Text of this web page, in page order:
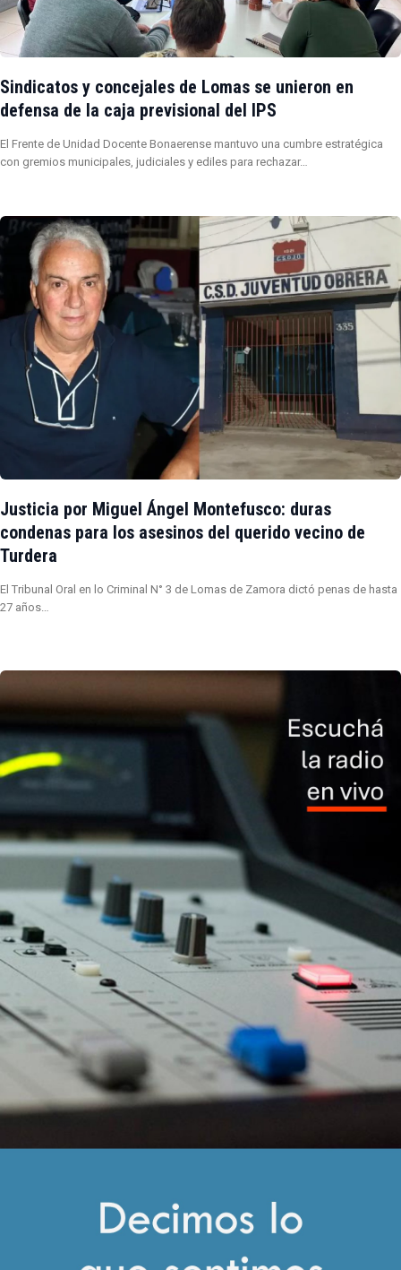
Sindicatos y concejales de Lomas se unieron en
defensa de la caja previsional del IPS
El Frente de Unidad Docente Bonaerense mantuvo una cumbre estratégica
con gremios municipales, judiciales y ediles para rechazar…
Justicia por Miguel Ángel Montefusco: duras
condenas para los asesinos del querido vecino de
Turdera
El Tribunal Oral en lo Criminal N° 3 de Lomas de Zamora dictó penas de hasta
27 años…